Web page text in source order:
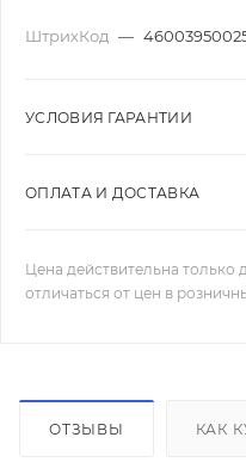
ШтрихКод —
УСЛОВИЯ ГАРАНТИИ
ОПЛАТА И ДОСТАВКА
Цена действительна только
отличаться от цен в
ОТЗЫВЫ КАК